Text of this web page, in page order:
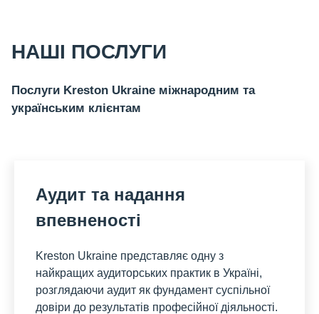
НАШІ ПОСЛУГИ
Послуги Kreston Ukraine міжнародним та
українським клієнтам
Аудит та надання
впевненості
Kreston Ukraine представляє одну з
найкращих аудиторських практик в Україні,
розглядаючи аудит як фундамент суспільної
довіри до результатів професійної діяльності.